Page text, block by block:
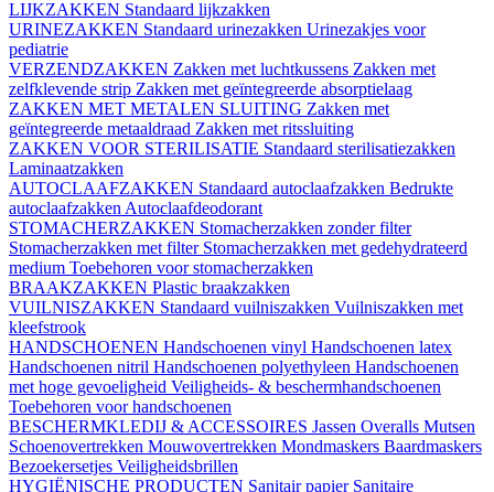
LIJKZAKKEN Standaard lijkzakken
URINEZAKKEN Standaard urinezakken Urinezakjes voor
pediatrie
VERZENDZAKKEN Zakken met luchtkussens Zakken met
zelfklevende strip Zakken met geïntegreerde absorptielaag
ZAKKEN MET METALEN SLUITING Zakken met
geïntegreerde metaaldraad Zakken met ritssluiting
ZAKKEN VOOR STERILISATIE Standaard sterilisatiezakken
Laminaatzakken
AUTOCLAAFZAKKEN Standaard autoclaafzakken Bedrukte
autoclaafzakken Autoclaafdeodorant
STOMACHERZAKKEN Stomacherzakken zonder filter
Stomacherzakken met filter Stomacherzakken met gedehydrateerd
medium Toebehoren voor stomacherzakken
BRAAKZAKKEN Plastic braakzakken
VUILNISZAKKEN Standaard vuilniszakken Vuilniszakken met
kleefstrook
HANDSCHOENEN Handschoenen vinyl Handschoenen latex
Handschoenen nitril Handschoenen polyethyleen Handschoenen
met hoge gevoeligheid Veiligheids- & beschermhandschoenen
Toebehoren voor handschoenen
BESCHERMKLEDIJ & ACCESSOIRES Jassen Overalls Mutsen
Schoenovertrekken Mouwovertrekken Mondmaskers Baardmaskers
Bezoekersetjes Veiligheidsbrillen
HYGIËNISCHE PRODUCTEN Sanitair papier Sanitaire